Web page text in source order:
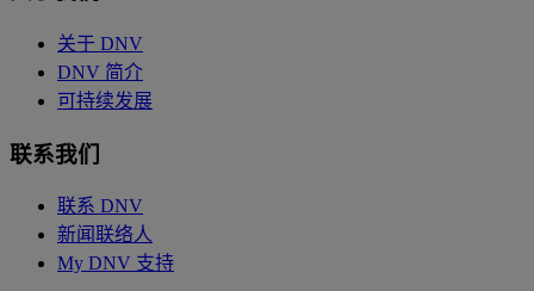
关于 DNV
DNV 简介
可持续发展
联系我们
联系 DNV
新闻联络人
My DNV 支持